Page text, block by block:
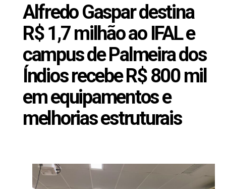
Alfredo Gaspar destina
R$ 1,7 milhão ao IFAL e
campus de Palmeira dos
Índios recebe R$ 800 mil
em equipamentos e
melhorias estruturais